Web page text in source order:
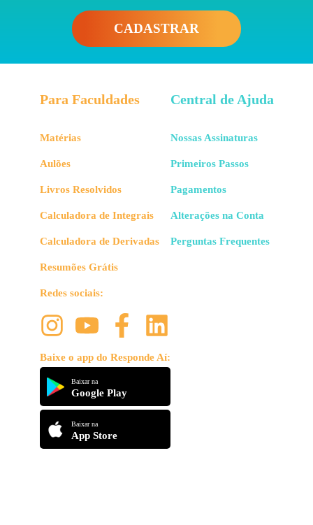
CADASTRAR
Para Faculdades
Matérias
Aulões
Livros Resolvidos
Calculadora de Integrais
Calculadora de Derivadas
Resumões Grátis
Redes sociais:
Baixe o app do Responde Aí:
Baixar na
Google Play
Baixar na
App Store
Central de Ajuda
Nossas Assinaturas
Primeiros Passos
Pagamentos
Alterações na Conta
Perguntas Frequentes